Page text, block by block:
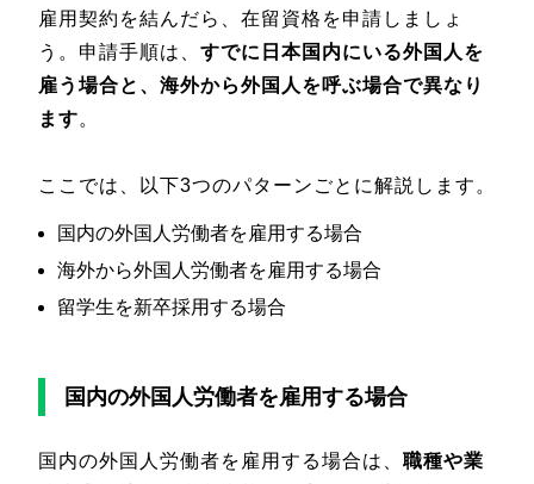
雇用契約を結んだら、在留資格を申請しましょ
う。申請手順は、 すでに日本国内にいる外国人を
雇う場合と、海外から外国人を呼ぶ場合で異なり
ます。
ここでは、以下3つのパターンごとに解説します。
国内の外国人労働者を雇用する場合
海外から外国人労働者を雇用する場合
留学生を新卒採用する場合
国内の外国人労働者を雇用する場合
国内の外国人労働者を雇用する場合は、 職種や業